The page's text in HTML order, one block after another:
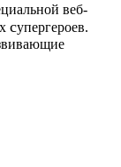
веб-
cупергероев.